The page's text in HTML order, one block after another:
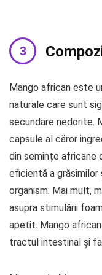
Mango african este
naturale care sunt
secundare nedorite.
capsule al căror
din semințe africane
eficientă a grăsimilor
organism. Mai mult,
asupra stimulării
apetit. Mango
tractul intestinal și